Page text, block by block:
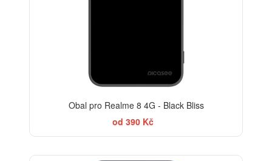
Obal pro Realme 8 4G - Black Bliss
od 390 Kč